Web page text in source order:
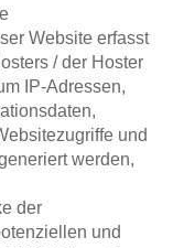
Website erfasst
/ der Hoster
IP-Adressen,
und
werden,
der
und